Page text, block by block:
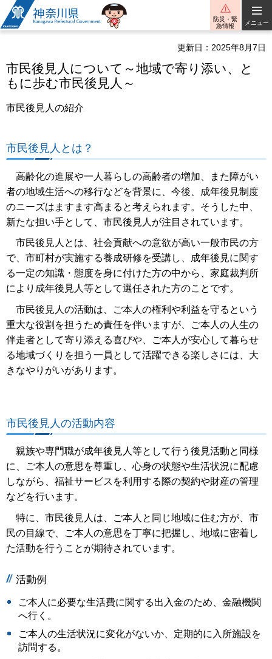
神奈川県
防災・緊
急情報
メニュー
更新日：2025年8月7日
市民後見人について～地域で寄り添い、と
もに歩む市民後見人～
市民後見人の紹介
市民後見人とは？
高齢化の進展や一人暮らしの高齢者の増加、また障がい
者の地域生活への移行などを背景に、今後、成年後見制度
のニーズはますます高まると考えられます。そうした中、
新たな担い手として、市民後見人が注目されています。
市民後見人とは、社会貢献への意欲が高い一般市民の方
で、市町村が実施する養成研修を受講し、成年後見に関す
る一定の知識・態度を身に付けた方の中から、家庭裁判所
により成年後見人等として選任された方のことです。
市民後見人の活動は、ご本人の権利や利益を守るという
重大な役割を担うため責任を伴いますが、ご本人の人生の
伴走者として寄り添える喜びや、ご本人が安心して暮らせ
る地域づくりを担う一員として活躍できる楽しさには、大
きなやりがいがあります。
市民後見人の活動内容
親族や専門職が成年後見人等として行う後見活動と同様
に、ご本人の意思を尊重し、心身の状態や生活状況に配慮
しながら、福祉サービスを利用する際の契約や財産の管理
などを行います。
特に、市民後見人は、ご本人と同じ地域に住む方が、市
民の目線で、ご本人の意思を丁寧に把握し、地域に密着し
た活動を行うことが期待されています。
活動例
ご本人に必要な生活費に関する出入金のため、金融機関
へ行く。
ご本人の生活状況に変化がないか、定期的に入所施設を
訪問する。